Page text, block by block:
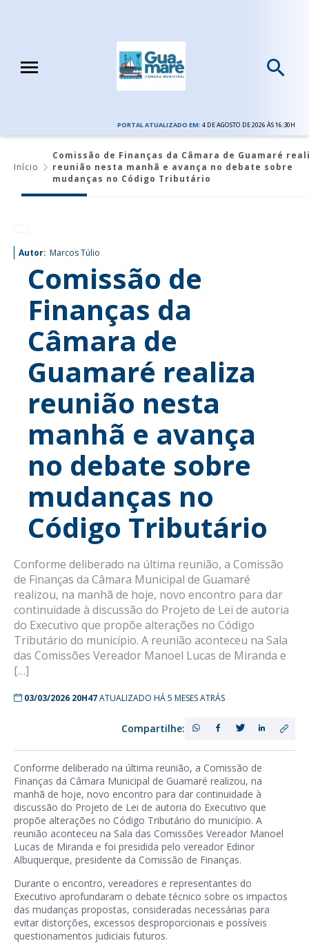
PORTAL ATUALIZADO EM: 4 DE AGOSTO DE 2026 ÀS 16:30H
Início
Comissão de Finanças da Câmara de Guamaré
reunião nesta manhã e avança no debate sobre
mudanças no Código Tributário
Autor: Marcos Túlio
Comissão de
Finanças da
Câmara de
Guamaré realiza
reunião nesta
manhã e avança
no debate sobre
mudanças no
Código Tributário
Conforme deliberado na última reunião, a Comissão
de Finanças da Câmara Municipal de Guamaré
realizou, na manhã de hoje, novo encontro para dar
continuidade à discussão do Projeto de Lei de autoria
do Executivo que propõe alterações no Código
Tributário do município. A reunião aconteceu na Sala
das Comissões Vereador Manoel Lucas de Miranda e
[…]
03/03/2026 20H47ATUALIZADO HÁ 5 MESES ATRÁS
Compartilhe:
Conforme deliberado na última reunião, a Comissão de
Finanças da Câmara Municipal de Guamaré realizou, na
manhã de hoje, novo encontro para dar continuidade à
discussão do Projeto de Lei de autoria do Executivo que
propõe alterações no Código Tributário do município. A
reunião aconteceu na Sala das Comissões Vereador Manoel
Lucas de Miranda e foi presidida pelo vereador Edinor
Albuquerque, presidente da Comissão de Finanças.
Durante o encontro, vereadores e representantes do
Executivo aprofundaram o debate técnico sobre os impactos
das mudanças propostas, consideradas necessárias para
evitar distorções, excessos desproporcionais e possíveis
questionamentos judiciais futuros.